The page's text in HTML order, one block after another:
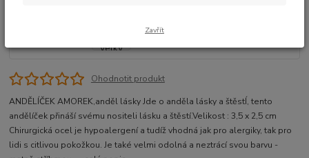
Ohodnotit produkt
ANDĚLÍČEK AMOREK,anděl lásky Jde o anděla lásky a štěstÍ, tento
andělíček přináší svému nositeli lásku a štěstí.Velikost : 3,5 x 2,5 cm
Chirurgická ocel je hypoalergení a tudíž vhodná jak pro alergiky, tak pro
lidi s citlivou pokožkou. Je také velmi odolná a neztrácí svou barvu -
Zavřít